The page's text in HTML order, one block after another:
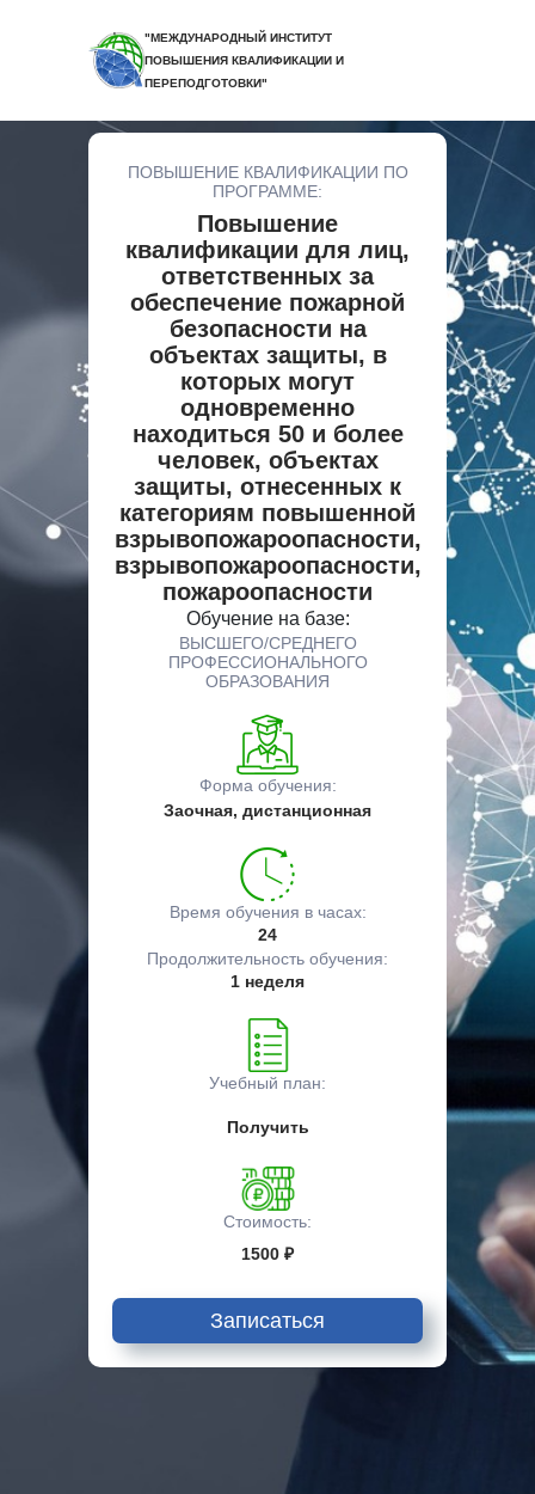
"МЕЖДУНАРОДНЫЙ ИНСТИТУТ
ПОВЫШЕНИЯ КВАЛИФИКАЦИИ И
ПЕРЕПОДГОТОВКИ"
ПОВЫШЕНИЕ КВАЛИФИКАЦИИ ПО
ПРОГРАММЕ:
Повышение
квалификации для лиц,
ответственных за
обеспечение пожарной
безопасности на
объектах защиты, в
которых могут
одновременно
находиться 50 и более
человек, объектах
защиты, отнесенных к
категориям повышенной
взрывопожароопасности,
взрывопожароопасности,
пожароопасности
Обучение на базе:
ВЫСШЕГО/СРЕДНЕГО
ПРОФЕССИОНАЛЬНОГО
ОБРАЗОВАНИЯ
Форма обучения:
Заочная, дистанционная
Время обучения в часах:
24
Продолжительность обучения:
1 неделя
Учебный план:
Получить
Стоимость:
1500 ₽
Записаться